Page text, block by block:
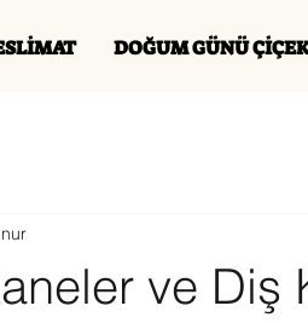
DOĞUM GÜNÜ
ve Diş